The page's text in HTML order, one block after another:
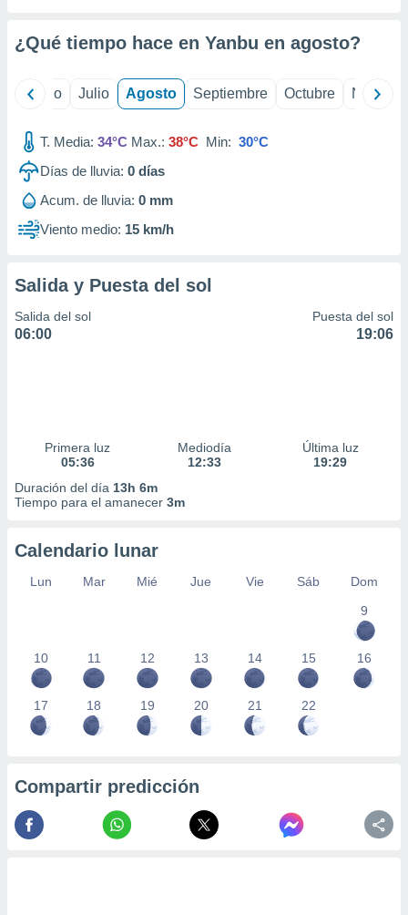
mediante
publicidad
1199
¿Qué tiempo hace en Yanbu en agosto?
Junio Julio Agosto Septiembre Octubre
T. Media: 34°C Max.: 38°C Min: 30°C
Días de lluvia: 0 días
Acum. de lluvia: 0 mm
Viento medio: 15 km/h
Salida y Puesta del sol
Salida del sol
06:00
Puesta del sol
19:06
Primera luz
05:36
Mediodía
12:33
Última luz
19:29
Duración del día 13h 6m
Tiempo para el amanecer 3m
Calendario lunar
Lun Mar Mié Jue Vie Sáb
Dom
9
10 11 12 13 14 15 16
17 18 19 20 21 22
Compartir predicción